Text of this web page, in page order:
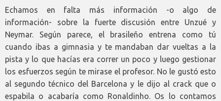
Echamos en falta más información -o algo de
información- sobre la fuerte discusión entre Unzué y
Neymar. Según parece, el brasileño entrena como tú
cuando ibas a gimnasia y te mandaban dar vueltas a la
pista y lo que hacías era correr un poco y luego gestionar
los esfuerzos según te mirase el profesor. No le gustó esto
al segundo técnico del Barcelona y le dijo al crack que o
espabila o acabaría como Ronaldinho. Os lo contamos